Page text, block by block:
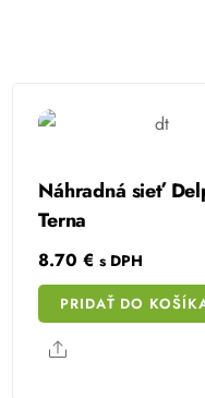
Náhradná sieť
Terna
8.70€ s DPH
PRIDAŤ DO
Share